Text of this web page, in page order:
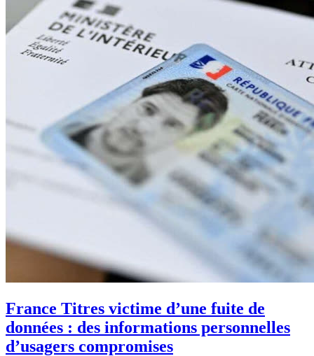
France Titres victime d’une fuite de
données : des informations personnelles
d’usagers compromises